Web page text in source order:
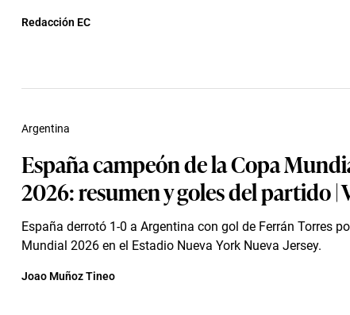
Redacción EC
España campeón de la Copa
2026: resumen y goles del partido |
España derrotó 1-0 a Argentina con gol de Ferrán Torres
Mundial 2026 en el Estadio Nueva York Nueva Jersey.
Argentina
Joao Muñoz Tineo